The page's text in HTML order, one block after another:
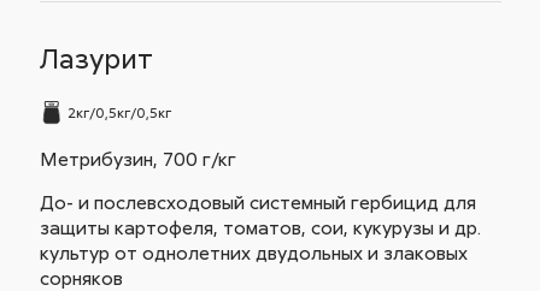
Лазурит
2кг/0,5кг/0,5кг
Метрибузин, 700 г/кг
До- и послевсходовый системный гербицид для
защиты картофеля, томатов, сои, кукурузы и др.
культур от однолетних двудольных и злаковых
сорняков